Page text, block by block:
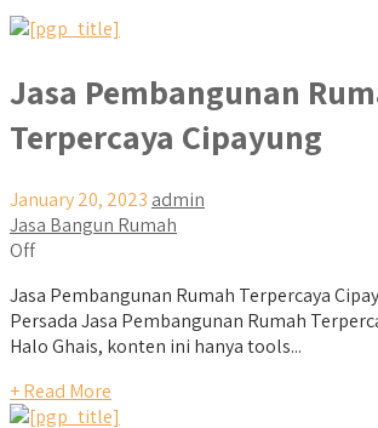
Jasa Pembangunan
Terpercaya Cipayung
January 20, 2023 admin
Jasa Bangun Rumah
Off
Jasa Pembangunan Rumah Terpercaya
Persada Jasa Pembangunan Rumah
Halo Ghais, konten ini hanya tools...
+ Read More